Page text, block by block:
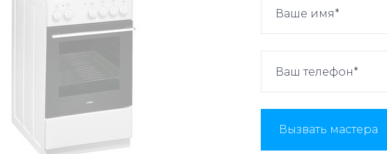
Вызвать мастера